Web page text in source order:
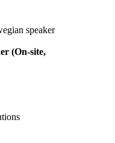
speaker
(On-site,